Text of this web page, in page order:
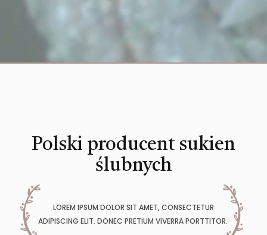
Polski producent sukien
ślubnych
LOREM IPSUM DOLOR SIT AMET, CONSECTETUR
ADIPISCING ELIT. DONEC PRETIUM VIVERRA PORTTITOR.